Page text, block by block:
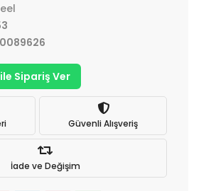
Sipariş Ver
Güvenli Alışveriş
İade ve Değişim